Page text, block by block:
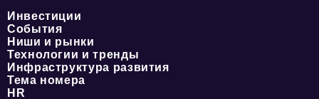
Инвестиции
События
Ниши и рынки
Технологии и тренды
Инфраструктура развития
Тема номера
HR